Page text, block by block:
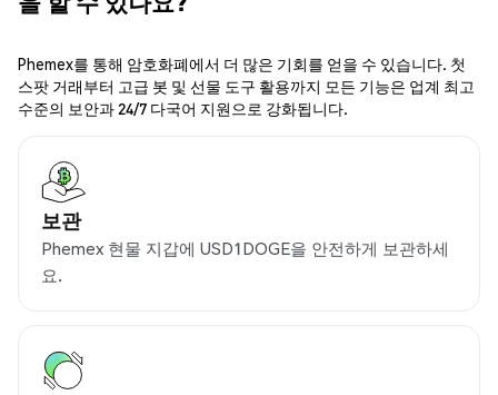
Phemex를 통해 암호화폐에서 더 많은 기회를 얻을 수 있습니다. 첫
스팟 거래부터 고급 봇 및 선물 도구 활용까지 모든 기능은 업계 최고
수준의 보안과 24/7 다국어 지원으로 강화됩니다.
보관
Phemex 현물 지갑에 USD1DOGE을 안전하게 보관하세
요.